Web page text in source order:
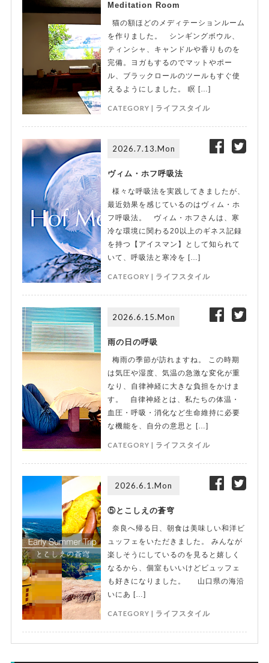
Meditation Room
猫の額ほどのメディテーションルーム
を作りました。 シンギングボウル、
ティンシャ、キャンドルや香りものを
完備。ヨガもするのでマットやポー
ル、ブラックロールのツールもすぐ使
えるようにしました。 瞑 […]
CATEGORY | ライフスタイル
2026.7.13.Mon
ヴィム・ホフ呼吸法
様々な呼吸法を実践してきましたが、
最近効果を感じているのはヴィム・ホ
フ呼吸法。 ヴィム・ホフさんは、寒
冷な環境に関わる20以上のギネス記録
を持つ【アイスマン】として知られて
いて、呼吸法と寒冷を […]
CATEGORY | ライフスタイル
2026.6.15.Mon
雨の日の呼吸
梅雨の季節が訪れますね。 この時期
は気圧や湿度、気温の急激な変化が重
なり、自律神経に大きな負担をかけま
す。 自律神経とは、私たちの体温・
血圧・呼吸・消化など生命維持に必要
な機能を、自分の意思と […]
CATEGORY | ライフスタイル
2026.6.1.Mon
⑤とこしえの蒼穹
奈良へ帰る日、朝食は美味しい和洋ビ
ュッフェをいただきました。 みんなが
楽しそうにしているのを見ると嬉しく
なるから、個室もいいけどビュッフェ
も好きになりました。 山口県の海沿
いにあ […]
CATEGORY | ライフスタイル